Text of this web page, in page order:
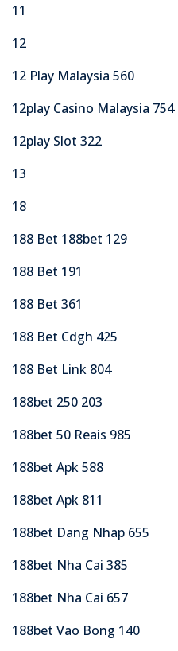
11
12
12 Play Malaysia 560
12play Casino Malaysia 754
12play Slot 322
13
18
188 Bet 188bet 129
188 Bet 191
188 Bet 361
188 Bet Cdgh 425
188 Bet Link 804
188bet 250 203
188bet 50 Reais 985
188bet Apk 588
188bet Apk 811
188bet Dang Nhap 655
188bet Nha Cai 385
188bet Nha Cai 657
188bet Vao Bong 140